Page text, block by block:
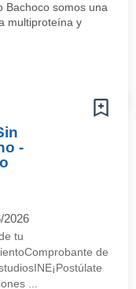
Bachoco somos una
multiproteína y
-
2026
tu
de
...